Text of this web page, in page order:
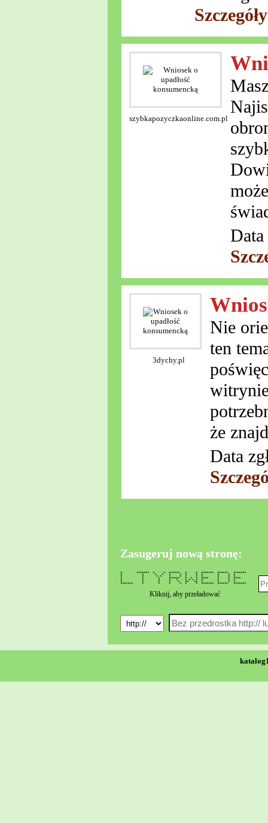
szybkapozyczkaonline.com.pl
3dychy.pl
Nie
ten
że
Data
Zasugeruj nową stronę:
* ******* * * ****** * * ******* ****** *******
* * * * * * * * * * * *
* * * * * * * * * * * *
* * * ****** * * * **** * * ****
* * * * * * * * * * * * *
* * * * * ** ** * * * *
******* * * * * * * ******* ****** *******
Kliknij, aby przeładować